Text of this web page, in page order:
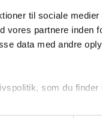
til sociale
vores partnere inden
data med andre
som du finder